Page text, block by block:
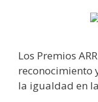
Los Premios
reconocimiento
la igualdad en